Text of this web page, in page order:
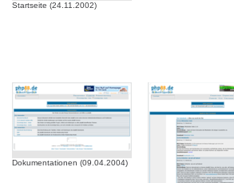
Startseite (24.11.2002)
Dokumentationen (09.04.2004)